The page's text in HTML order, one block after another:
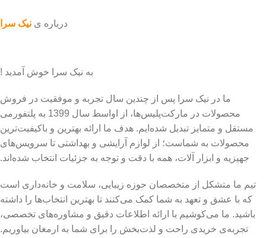
درباره ی نیک سرا
به نیک سرا خوش آمدید !
ما در نیک سرا پس از چندین سال تجربه و موفقیت در فروش
محصولات در مارکت‌پلیس‌ها، از اواسط سال 1399 به پلتفورمی
مستقل و متمایز تبدیل شده‌ایم. هدف ما ارائه بهترین و باکیفیت‌ترین
محصولات به شماست؛ از لوازم آرایشی و بهداشتی تا سرویس‌های
جهیزیه و ابزار آلات، همه با دقت و توجه به جزئیات انتخاب شده‌اند.
تیم ما متشکل از متخصصان حوزه زیبایی، سلامت و خانه‌داری است
که با عشق و تعهد به شما کمک می‌کنند تا بهترین انتخاب‌ها را داشته
باشید. ما می‌کوشیم با ارائه اطلاعات دقیق و مشاوره‌های تخصصی،
تجربه‌ی خریدی راحت و لذت‌بخش را برای شما به ارمغان بیاوریم.